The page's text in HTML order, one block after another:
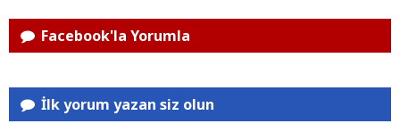
Facebook'la Yorumla
İlk yorum yazan siz olun